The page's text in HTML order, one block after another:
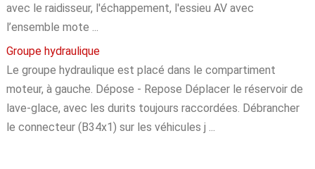
avec le raidisseur, l'échappement, l'essieu AV avec
l’ensemble mote ...
Groupe hydraulique
Le groupe hydraulique est placé dans le compartiment
moteur, à gauche. Dépose - Repose Déplacer le réservoir de
lave-glace, avec les durits toujours raccordées. Débrancher
le connecteur (B34x1) sur les véhicules j ...